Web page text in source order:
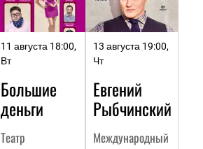
11 августа 18:00,
Вт
Большие
деньги
Театр
13 августа 19:00,
Чт
Евгений
Рыбчинский
Международный